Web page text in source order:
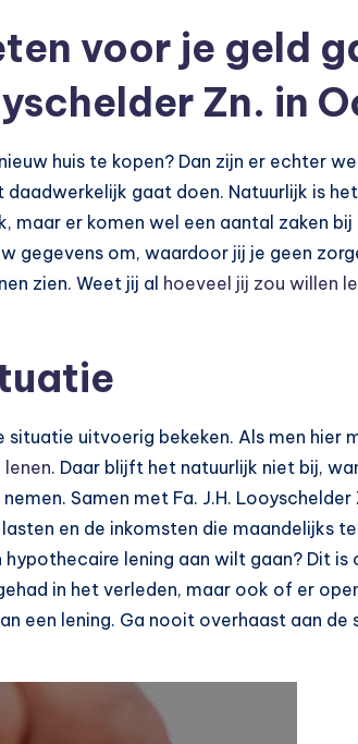
voor je geld
Zn. in
huis te kopen? Dan zijn er echter
gaat doen. Natuurlijk is
maar er komen wel een aantal zaken bij
gegevens om, waardoor jij je geen
zien. Weet jij al hoeveel jij zou willen
situatie uitvoerig bekeken. Als men hier
lenen. Daar blijft het natuurlijk niet bij,
Samen met Fa. J.H. Looyschelder
en de inkomsten die maandelijks
lening aan wilt gaan? Dit is
in het verleden, maar ook of er
een lening. Ga nooit overhaast aan de